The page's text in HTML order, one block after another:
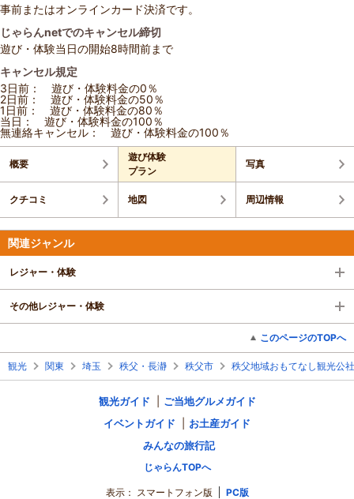
事前またはオンラインカード決済です。
じゃらんnetでのキャンセル締切
遊び・体験当日の開始8時間前まで
キャンセル規定
3日前： 遊び・体験料金の0％
2日前： 遊び・体験料金の50％
1日前： 遊び・体験料金の80％
当日： 遊び・体験料金の100％
無連絡キャンセル： 遊び・体験料金の100％
概要
遊び体験
プラン
写真
クチコミ 地図 周辺情報
関連ジャンル
レジャー・体験
その他レジャー・体験
このページのTOPへ
観光 関東 埼玉 秩父・長瀞 秩父市 秩父地域おもてなし観光公社
観光ガイド
ご当地グルメガイド
イベントガイド
お土産ガイド
みんなの旅行記
じゃらんTOPへ
表示： スマートフォン版 PC版